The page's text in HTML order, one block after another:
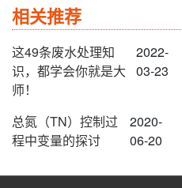
相关推荐
这49条废水处理知
识，都学会你就是大
师！
2022-
03-23
总氮（TN）控制过
程中变量的探讨
2020-
06-20